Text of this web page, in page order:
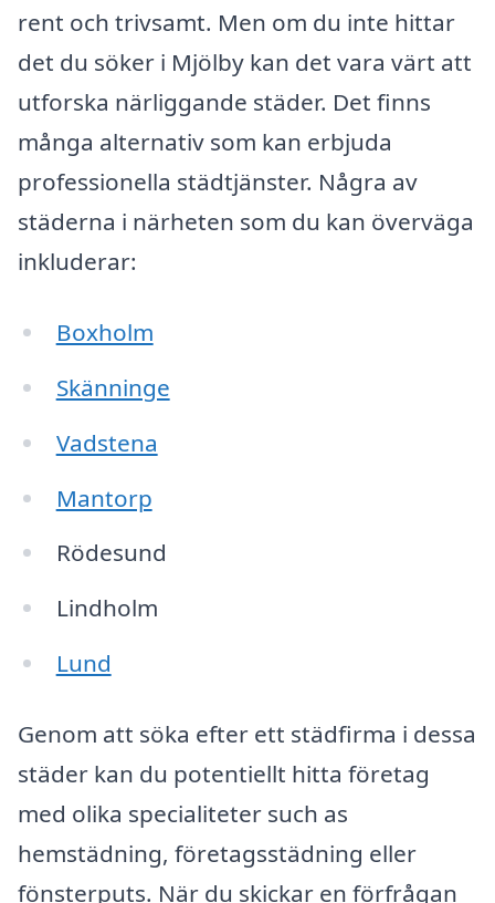
rent och trivsamt. Men om du inte hittar
det du söker i Mjölby kan det vara värt att
utforska närliggande städer. Det finns
många alternativ som kan erbjuda
professionella städtjänster. Några av
städerna i närheten som du kan överväga
inkluderar:
Boxholm
Skänninge
Vadstena
Mantorp
Rödesund
Lindholm
Lund
Genom att söka efter ett städfirma i dessa
städer kan du potentiellt hitta företag
med olika specialiteter such as
hemstädning, företagsstädning eller
fönsterputs. När du skickar en förfrågan